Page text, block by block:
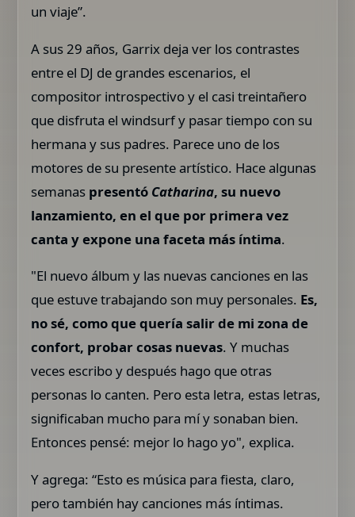
un viaje”.
A sus 29 años, Garrix deja ver los contrastes
entre el DJ de grandes escenarios, el
compositor introspectivo y el casi treintañero
que disfruta el windsurf y pasar tiempo con su
hermana y sus padres. Parece uno de los
motores de su presente artístico. Hace algunas
semanas presentó Catharina, su nuevo
lanzamiento, en el que por primera vez
canta y expone una faceta más íntima.
"El nuevo álbum y las nuevas canciones en las
que estuve trabajando son muy personales. Es,
no sé, como que quería salir de mi zona de
confort, probar cosas nuevas. Y muchas
veces escribo y después hago que otras
personas lo canten. Pero esta letra, estas letras,
significaban mucho para mí y sonaban bien.
Entonces pensé: mejor lo hago yo", explica.
Y agrega: “Esto es música para fiesta, claro,
pero también hay canciones más íntimas.